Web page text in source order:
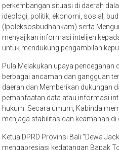
perkembangan situasi di daerah
ideologi, politik, ekonomi, sosial,
(Ipoleksosbudhankam) serta
menyajikan informasi intelijen
untuk mendukung pengambilan
Pula Melakukan upaya pencegahan
berbagai ancaman dan gangguan
daerah dan Memberikan dukungan
pemanfaatan data atau informasi
hukum. Secara umum, Kabinda
menjaga stabilitas dan keamanan di
Ketua DPRD Provinsi Bali “Dewa
mengapresiasi kedatangan Bapak